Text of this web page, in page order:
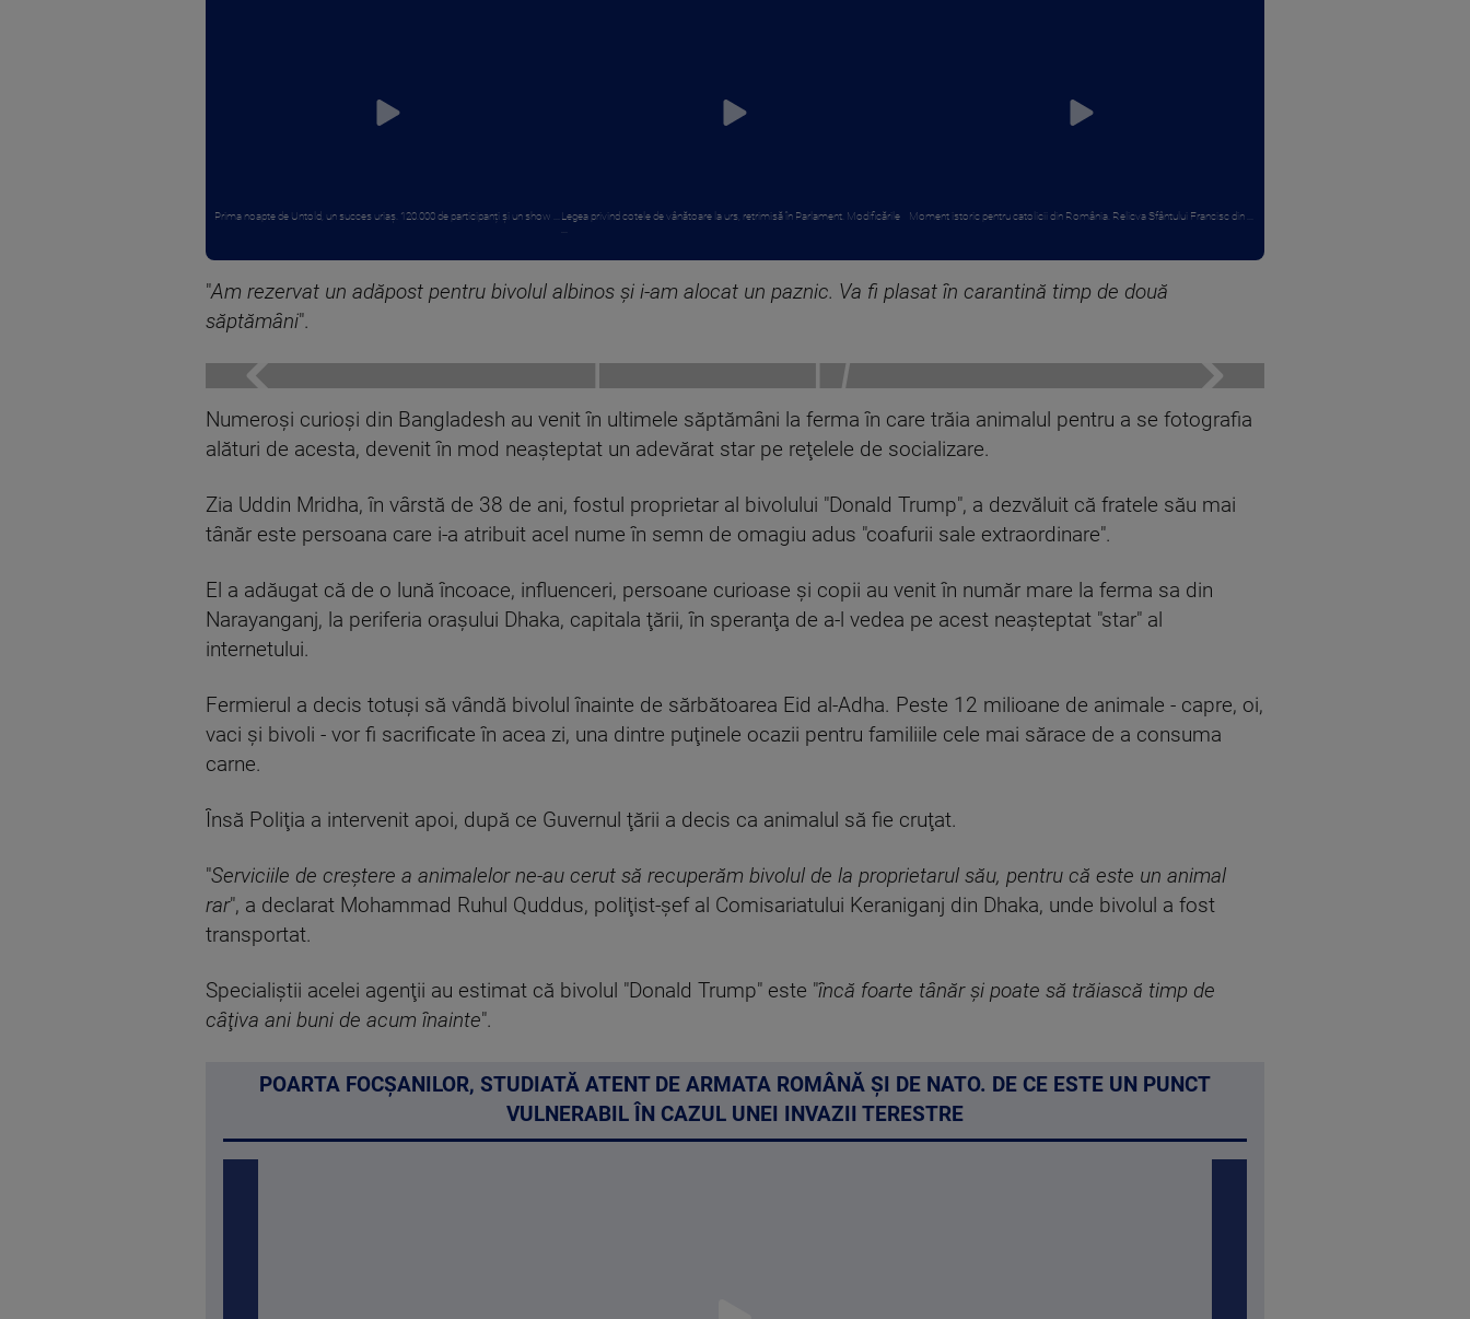
Prima noapte de Untold, un succes uriaș. 120.000 de participanți și un show ...
Legea privind cotele de vânătoare la urs, retrimisă în Parlament. Modificările
Moment istoric pentru catolicii din România. Relicva Sfântului Francisc din ...
"Am rezervat un adăpost pentru bivolul albinos şi i-am alocat un paznic. Va fi plasat în carantină timp de două
săptămâni".
Numeroşi curioşi din Bangladesh au venit în ultimele săptămâni la ferma în care trăia animalul pentru a se fotografia
alături de acesta, devenit în mod neaşteptat un adevărat star pe reţelele de socializare.
Zia Uddin Mridha, în vârstă de 38 de ani, fostul proprietar al bivolului "Donald Trump", a dezvăluit că fratele său mai
tânăr este persoana care i-a atribuit acel nume în semn de omagiu adus "coafurii sale extraordinare".
El a adăugat că de o lună încoace, influenceri, persoane curioase şi copii au venit în număr mare la ferma sa din
Narayanganj, la periferia oraşului Dhaka, capitala ţării, în speranţa de a-l vedea pe acest neaşteptat "star" al
internetului.
Fermierul a decis totuşi să vândă bivolul înainte de sărbătoarea Eid al-Adha. Peste 12 milioane de animale - capre, oi,
vaci şi bivoli - vor fi sacrificate în acea zi, una dintre puţinele ocazii pentru familiile cele mai sărace de a consuma
carne.
Însă Poliţia a intervenit apoi, după ce Guvernul ţării a decis ca animalul să fie cruţat.
"Serviciile de creştere a animalelor ne-au cerut să recuperăm bivolul de la proprietarul său, pentru că este un animal
rar", a declarat Mohammad Ruhul Quddus, poliţist-şef al Comisariatului Keraniganj din Dhaka, unde bivolul a fost
transportat.
Specialiştii acelei agenţii au estimat că bivolul "Donald Trump" este "încă foarte tânăr şi poate să trăiască timp de
câţiva ani buni de acum înainte".
POARTA FOCȘANILOR, STUDIATĂ ATENT DE ARMATA ROMÂNĂ ȘI DE NATO. DE CE ESTE UN PUNCT
VULNERABIL ÎN CAZUL UNEI INVAZII TERESTRE